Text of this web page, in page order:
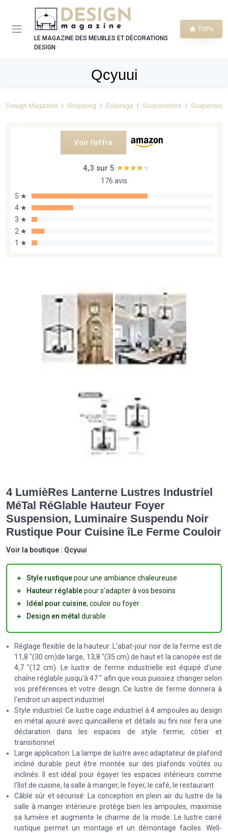
LE MAGAZINE DES MEUBLES ET DÉCORATIONS
DESIGN
TOPs
Qcyuui
Design Magazine Shopping Éclairage Suspensions
Voir l'offre
4,3 sur 5 ★★★★★
★★★★★
176 avis
5 ★
4 ★
3 ★
2 ★
1 ★
4 LumièRes Lanterne Lustres Industriel
MéTal RéGlable Hauteur Foyer
Suspension, Luminaire Suspendu Noir
Rustique Pour Cuisine îLe Ferme Couloir
Voir la boutique : Qcyuui
＋ Style rustiquepour une ambiance chaleureuse
＋
Hauteur réglablepour s'adapter à vos besoins
＋
Idéal pour cuisine, couloir ou foyer
＋
Design en métal durable
Réglage flexible de la hauteur: L'abat-jour noir de la ferme est de
11,8 "(30 cm)de large, 13,8 "(35 cm) de haut et la canopée est de
4,7 "(12 cm). Le lustre de ferme industrielle est équipé d'une
chaîne réglable jusqu'à 47 " afin que vous puissiez changer selon
vos préférences et votre design. Ce lustre de ferme donnera à
l'endroit un aspect industriel
Style industriel: Ce lustre cage industriel à 4 ampoules au design
en métal ajouré avec quincaillerie et détails au fini noir fera une
déclaration dans les espaces de style ferme, côtier et
transitionnel
Large application: La lampe de lustre avec adaptateur de plafond
incliné durable peut être montée sur des plafonds voûtés ou
inclinés. Il est idéal pour égayer les espaces intérieurs comme
l'îlot de cuisine, la salle à manger, le foyer, le café, le restaurant
Câblé sûr et sécurisé: La conception en plein air du lustre de la
salle à manger intérieure protège bien les ampoules, maximise
sa lumière et augmente le charme de la mode. Le lustre carré
rustique permet un montage et un démontage faciles. Well-
Panneau de gestion des cookies